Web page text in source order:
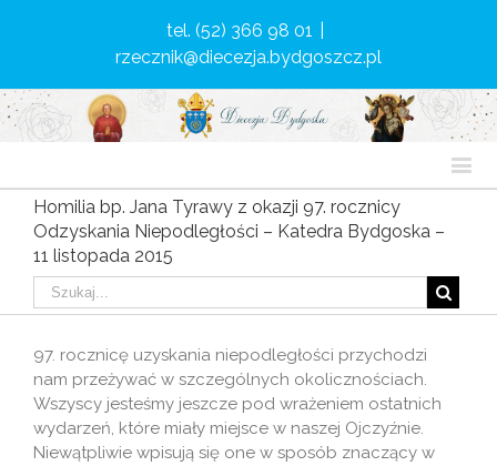
tel. (52) 366 98 01
rzecznik@diecezja.bydgoszcz.pl
Homilia bp. Jana Tyrawy z okazji 97. rocznicy
Odzyskania Niepodległości – Katedra Bydgoska –
11 listopada 2015
97. rocznicę uzyskania niepodległości przychodzi
nam przeżywać w szczególnych okolicznościach.
Wszyscy jesteśmy jeszcze pod wrażeniem ostatnich
wydarzeń, które miały miejsce w naszej Ojczyźnie.
Niewątpliwie wpisują się one w sposób znaczący w